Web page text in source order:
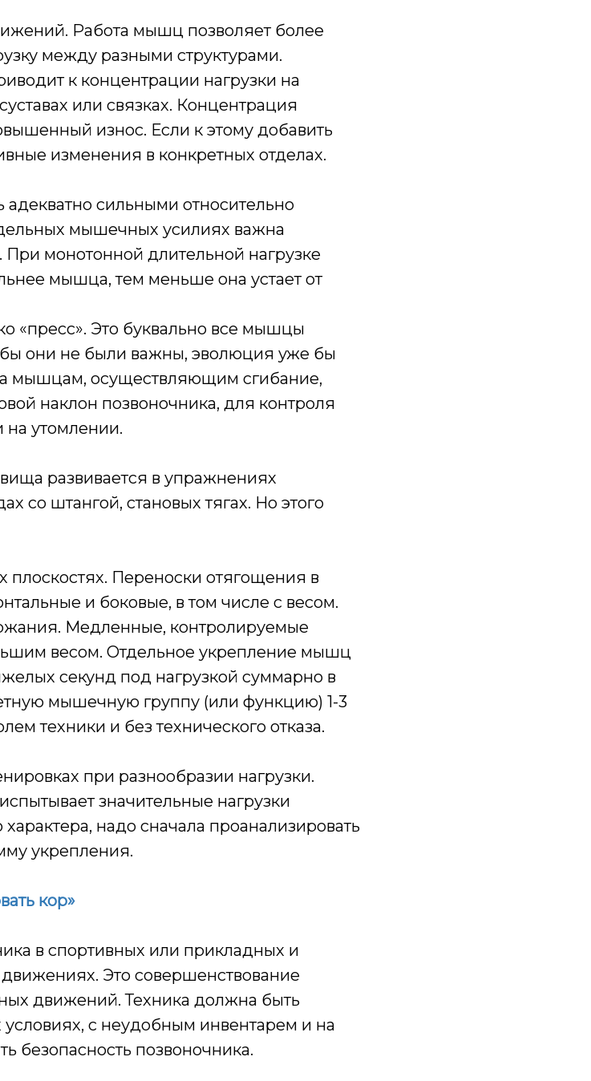
Работа мышц позволяет более
между разными структурами.
к концентрации нагрузки на
или связках. Концентрация
износ. Если к этому добавить
изменения в конкретных отделах.
сильными относительно
мышечных усилиях важна
монотонной длительной нагрузке
мышца, тем меньше она устает от
«пресс». Это буквально все мышцы
они не были важны, эволюция уже бы
мышцам, осуществляющим сгибание,
наклон позвоночника, для контроля
на утомлении.
развивается в упражнениях
со штангой, становых тягах. Но этого
плоскостях. Переноски отягощения в
и боковые, в том числе с весом.
Медленные, контролируемые
весом. Отдельное укрепление мышц
секунд под нагрузкой суммарно в
мышечную группу (или функцию) 1-3
техники и без технического отказа.
при разнообразии нагрузки.
значительные нагрузки
надо сначала проанализировать
укрепления.
кор»
в спортивных или прикладных и
Это совершенствование
движений. Техника должна быть
условиях, с неудобным инвентарем и на
безопасность позвоночника.